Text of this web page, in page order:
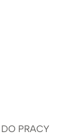
PRACY